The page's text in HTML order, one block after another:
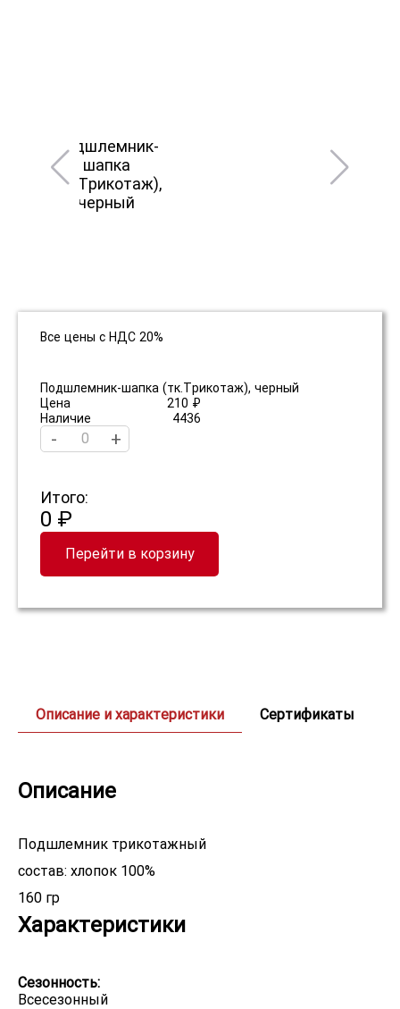
Все цены с НДС 20%
Подшлемник-шапка (тк.Трикотаж), черный
Цена
210 ₽
Наличие
4436
- +
Итого:
0 ₽
Перейти в корзину
Описание и характеристики Сертификаты
Описание
Подшлемник трикотажный
состав: хлопок 100%
160 гр
Характеристики
Сезонность:
Всесезонный